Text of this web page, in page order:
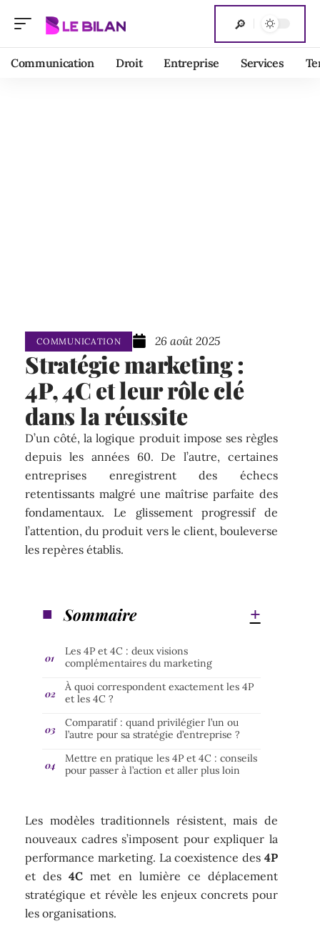
Communication Droit Entreprise Services
COMMUNICATION 26 août 2025
Stratégie marketing :
4P, 4C et leur rôle clé
dans la réussite
D’un côté, la logique produit impose ses règles
depuis les années 60. De l’autre, certaines
entreprises enregistrent des échecs
retentissants malgré une maîtrise parfaite des
fondamentaux. Le glissement progressif de
l’attention, du produit vers le client, bouleverse
les repères établis.
Sommaire
Les 4P et 4C : deux visions
complémentaires du marketing
À quoi correspondent exactement les 4P
et les 4C ?
Comparatif : quand privilégier l’un ou
l’autre pour sa stratégie d’entreprise ?
Mettre en pratique les 4P et 4C : conseils
pour passer à l’action et aller plus loin
Les modèles traditionnels résistent, mais de
nouveaux cadres s’imposent pour expliquer la
performance marketing. La coexistence des 4P
et des4C met en lumière ce déplacement
stratégique et révèle les enjeux concrets pour
les organisations.